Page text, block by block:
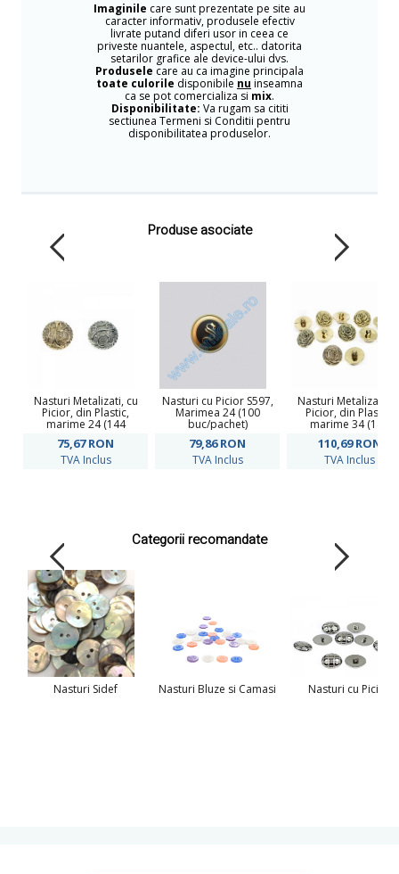
Imaginile care sunt prezentate pe site au
caracter informativ, produsele efectiv
livrate putand diferi usor in ceea ce
priveste nuantele, aspectul, etc.. datorita
setarilor grafice ale device-ului dvs.
Produsele care au ca imagine principala
toate culorile disponibile nu inseamna
ca se pot comercializa si mix.
Disponibilitate: Va rugam sa cititi
sectiunea Termeni si Conditii pentru
disponibilitatea produselor.
Produse asociate
Nasturi Metalizati, cu
Picior, din Plastic,
marime 24 (144
B6368
75,67RON
TVA Inclus
Nasturi cu Picior S597,
Marimea 24 (100
buc/pachet)
79,86RON
TVA Inclus
Nasturi Metalizati,
Picior, din Plastic,
marime 34 (144
B6307
110,69RON
TVA Inclus
Categorii recomandate
Nasturi Sidef Nasturi Bluze si Camasi Nasturi cu Picior